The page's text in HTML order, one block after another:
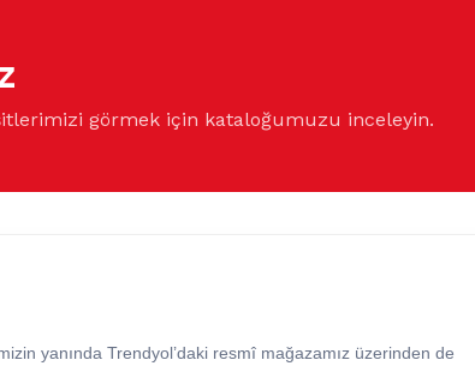
görmek için kataloğumuzu inceleyin.
yanında Trendyol’daki resmî mağazamız üzerinden de